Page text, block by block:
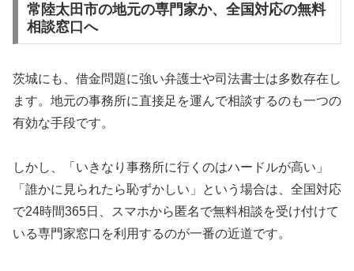
常陸太田市の地元の専門家か、全国対応の無料
相談窓口へ
茨城にも、借金問題に強い弁護士や司法書士は多数存在し
ます。地元の事務所に直接足を運んで相談するのも一つの
有効な手段です。
しかし、「いきなり事務所に行くのはハードルが高い」
「誰かに見られたら恥ずかしい」という場合は、全国対応
で24時間365日、スマホから匿名で無料相談を受け付けて
いる専門家窓口を利用するのが一番の近道です。